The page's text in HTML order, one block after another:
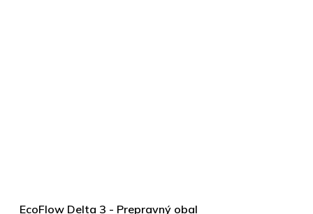
EcoFlow Delta 3 - Prepravný obal